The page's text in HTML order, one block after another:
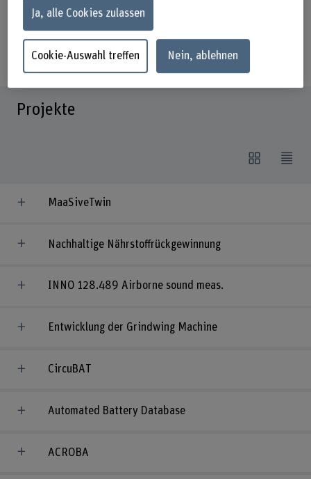
Elektrotechnik, Informatik und Physik.
Sie verfügen zum Teil über langjährige
Industrieerfahrung.
Projekte
MaaSiveTwin
Nachhaltige Nährstoffrückgewinnung
INNO 128.489 Airborne sound meas.
Entwicklung der Grindwing Machine
CircuBAT
Automated Battery Database
ACROBA
Ja, alle Cookies zulassen
Cookie-Auswahl treffen Nein, ablehnen